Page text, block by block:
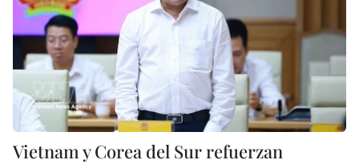
Vietnam y Corea del Sur refuerzan